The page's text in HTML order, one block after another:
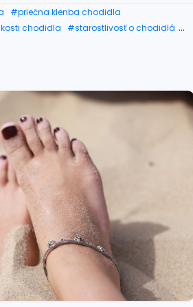
#priečna klenba chodidla
chodidla
#starostlivosť o chodidlá